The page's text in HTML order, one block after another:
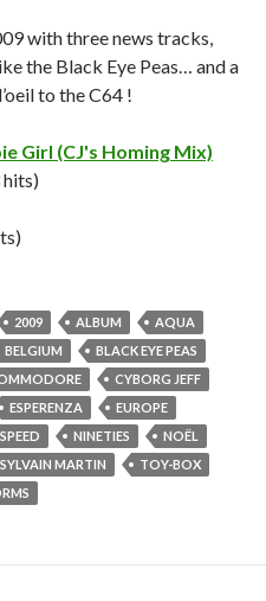
with three news tracks,
the Black Eye Peas… and a
to the C64 !
Girl (CJ's Homing Mix)
2009 ALBUM
AQUA
BELGIUM
BLACK EYE PEAS
CYBORG JEFF
ESPERENZA
EUROPE
NINETIES
NOËL
SYLVAIN MARTIN
TOY-BOX